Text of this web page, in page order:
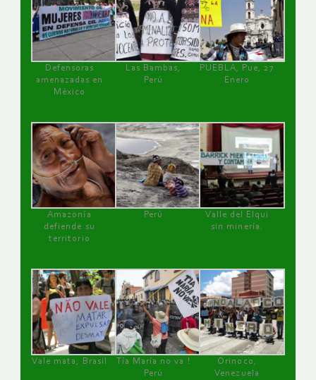
Defensoras
amenazadas en
México
Las Bambas,
Perú
PUEBLA, Pue, 27
Enero
Amazonía
defiende su
territorio
Perú
Valle del Elqui
sin minería.
Vale mata, Brasil
Tía María no va !
Perú
Orinoco,
Venezuela